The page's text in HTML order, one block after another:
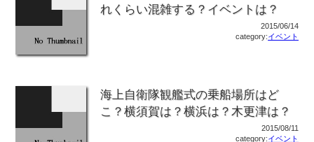
れくらい混雑する？イベントは？
2015/06/14
category:イベント
海上自衛隊観艦式の乗船場所はど
こ？横須賀は？横浜は？木更津は？
2015/08/11
category:イベント